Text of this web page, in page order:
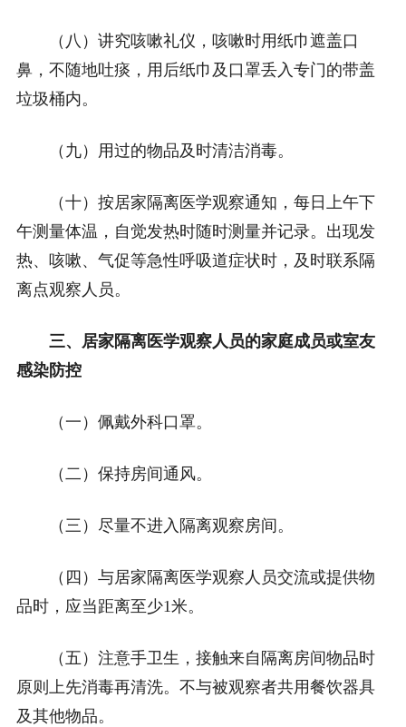
（八）讲究咳嗽礼仪，咳嗽时用纸巾遮盖口
鼻，不随地吐痰，用后纸巾及口罩丢入专门的带盖
垃圾桶内。
（九）用过的物品及时清洁消毒。
（十）按居家隔离医学观察通知，每日上午下
午测量体温，自觉发热时随时测量并记录。出现发
热、咳嗽、气促等急性呼吸道症状时，及时联系隔
离点观察人员。
三、居家隔离医学观察人员的家庭成员或室友
感染防控
（一）佩戴外科口罩。
（二）保持房间通风。
（三）尽量不进入隔离观察房间。
（四）与居家隔离医学观察人员交流或提供物
品时，应当距离至少1米。
（五）注意手卫生，接触来自隔离房间物品时
原则上先消毒再清洗。不与被观察者共用餐饮器具
及其他物品。